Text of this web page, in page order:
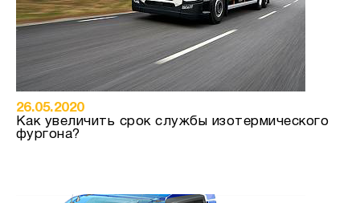
26.05.2020
Как увеличить срок службы изотермического
фургона?